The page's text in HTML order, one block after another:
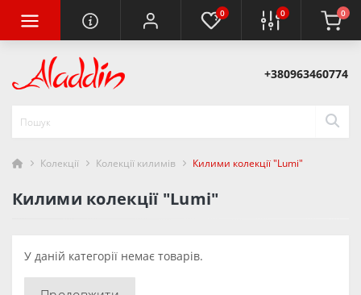
0 0 0
+380963460774
Колекції Колекції килимів Килими колекції "Lumi"
Килими колекції "Lumi"
У даній категорії немає товарів.